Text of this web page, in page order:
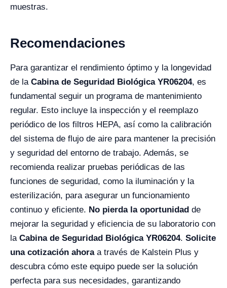
muestras.
Recomendaciones
Para garantizar el rendimiento óptimo y la longevidad
de la Cabina de Seguridad Biológica YR06204, es
fundamental seguir un programa de mantenimiento
regular. Esto incluye la inspección y el reemplazo
periódico de los filtros HEPA, así como la calibración
del sistema de flujo de aire para mantener la precisión
y seguridad del entorno de trabajo. Además, se
recomienda realizar pruebas periódicas de las
funciones de seguridad, como la iluminación y la
esterilización, para asegurar un funcionamiento
continuo y eficiente. No pierda la oportunidad de
mejorar la seguridad y eficiencia de su laboratorio con
la Cabina de Seguridad Biológica YR06204. Solicite
una cotización ahoraa través de Kalstein Plus y
descubra cómo este equipo puede ser la solución
perfecta para sus necesidades, garantizando